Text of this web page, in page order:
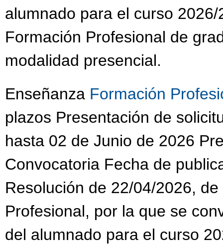
alumnado para el curso
Formación Profesional de
modalidad presencial.
Enseñanza Formación
plazos Presentación de
hasta 02 de Junio de 2026
Convocatoria Fecha de
Resolución de 22/04/2026,
Profesional, por la que se
del alumnado para el curso